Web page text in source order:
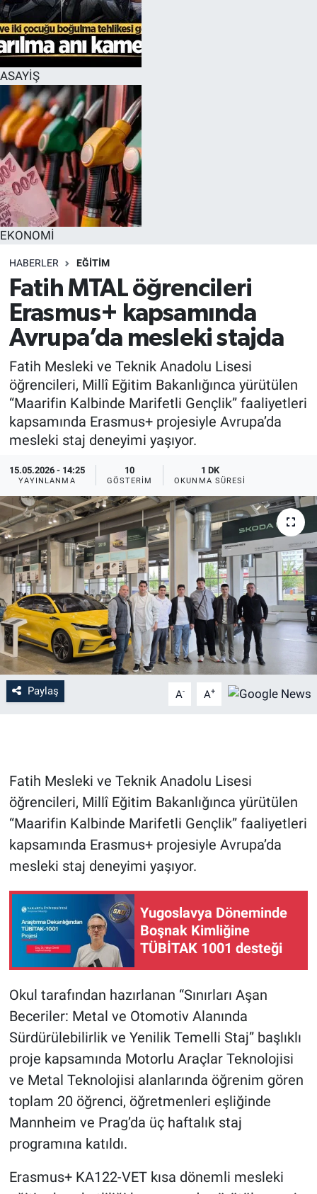
ASAYİŞ
EKONOMİ
HABERLER EĞİTİM
Fatih MTAL öğrencileri
Erasmus+ kapsamında
Avrupa’da mesleki stajda
Fatih Mesleki ve Teknik Anadolu Lisesi
öğrencileri, Millî Eğitim Bakanlığınca yürütülen
“Maarifin Kalbinde Marifetli Gençlik” faaliyetleri
kapsamında Erasmus+ projesiyle Avrupa’da
mesleki staj deneyimi yaşıyor.
15.05.2026 - 14:25
YAYINLANMA
10
GÖSTERIM
1 DK
OKUNMA SÜRESI
Paylaş A- A+
Fatih Mesleki ve Teknik Anadolu Lisesi
öğrencileri, Millî Eğitim Bakanlığınca yürütülen
“Maarifin Kalbinde Marifetli Gençlik” faaliyetleri
kapsamında Erasmus+ projesiyle Avrupa’da
mesleki staj deneyimi yaşıyor.
Yugoslavya Döneminde
Boşnak Kimliğine
TÜBİTAK 1001 desteği
Okul tarafından hazırlanan “Sınırları Aşan
Beceriler: Metal ve Otomotiv Alanında
Sürdürülebilirlik ve Yenilik Temelli Staj” başlıklı
proje kapsamında Motorlu Araçlar Teknolojisi
ve Metal Teknolojisi alanlarında öğrenim gören
toplam 20 öğrenci, öğretmenleri eşliğinde
Mannheim ve Prag’da üç haftalık staj
programına katıldı.
Erasmus+ KA122-VET kısa dönemli mesleki
EĞİTİM
ÖZEL HABER
HALK54 PANORAMA